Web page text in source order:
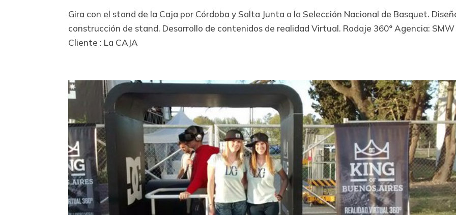
Gira con el stand de la Caja por Córdoba y Salta Junta a la Selección Nacional de Basquet.
construcción de stand. Desarrollo de contenidos de realidad Virtual. Rodaje 360° Agencia: SMW
Cliente : La CAJA